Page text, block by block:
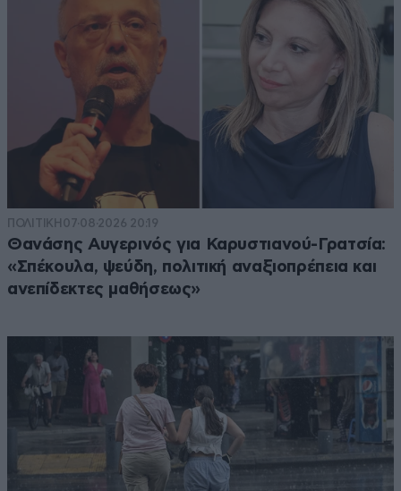
ΠΟΛΙΤΙΚΗ 07·08·2026 20:19
Θανάσης Αυγερινός για Καρυστιανού-Γρατσία:
«Σπέκουλα, ψεύδη, πολιτική αναξιοπρέπεια και
ανεπίδεκτες μαθήσεως»